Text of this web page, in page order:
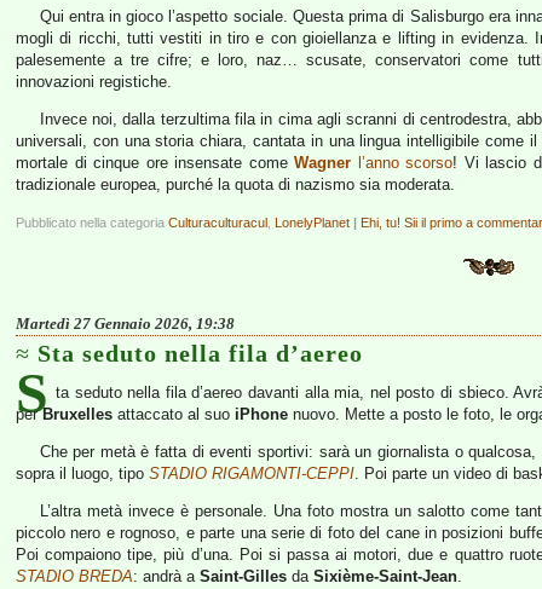
Qui entra in gioco l’aspetto sociale. Questa prima di Salisburgo era
mogli di ricchi, tutti vestiti in tiro e con gioiellanza e lifting in evidenza.
palesemente a tre cifre; e loro, naz… scusate, conservatori come
innovazioni registiche.
Invece noi, dalla terzultima fila in cima agli scranni di centrodestra,
universali, con una storia chiara, cantata in una lingua intelligibile come
mortale di cinque ore insensate come Wagner l’anno scorso! Vi lascio
tradizionale europea, purché la quota di nazismo sia moderata.
Pubblicato nella categoria Culturaculturacul LonelyPlanet | Ehi, tu! Sii il primo a
Martedì 27 Gennaio 2026, 19:38
Sta seduto nella fila d’aereo
S ta seduto nella fila d’aereo davanti alla mia, nel posto di sbieco.
perBruxelles attaccato al suo iPhone nuovo. Mette a posto le foto, le
Che per metà è fatta di eventi sportivi: sarà un giornalista o
sopra il luogo, tipo STADIO RIGAMONTI-CEPPI. Poi parte un video di
L’altra metà invece è personale. Una foto mostra un salotto come
piccolo nero e rognoso, e parte una serie di foto del cane in posizioni
Poi compaiono tipe, più d’una. Poi si passa ai motori, due e quattro
STADIO BREDA: andrà a Saint-Gilles da Sixième-Saint-Jean.